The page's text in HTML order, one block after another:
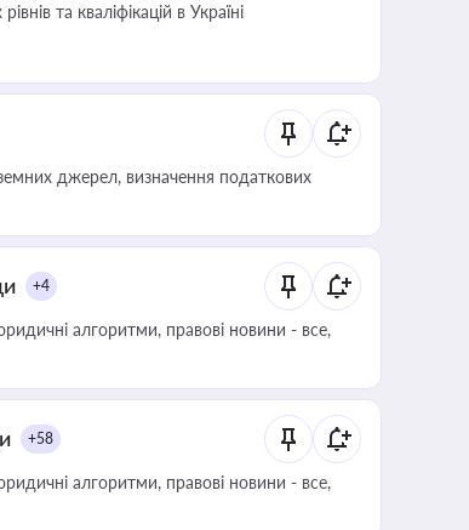
та кваліфікацій в Україні
джерел, визначення податкових
+4
алгоритми, правові новини - все,
+58
алгоритми, правові новини - все,